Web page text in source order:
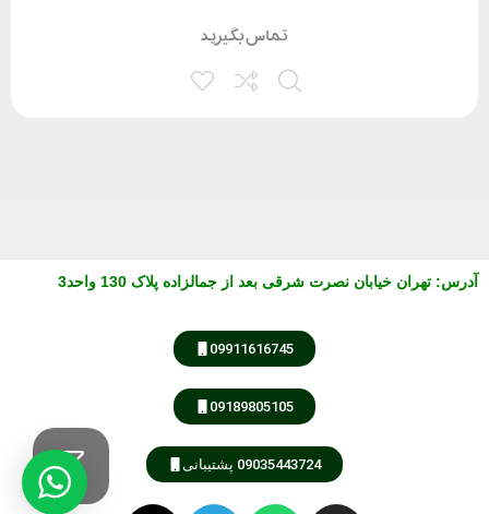
تماس بگیرید
آدرس: تهران خیابان نصرت شرقی بعد از جمالزاده پلاک 130 واحد3
09911616745
09189805105
09035443724 پشتیبانی